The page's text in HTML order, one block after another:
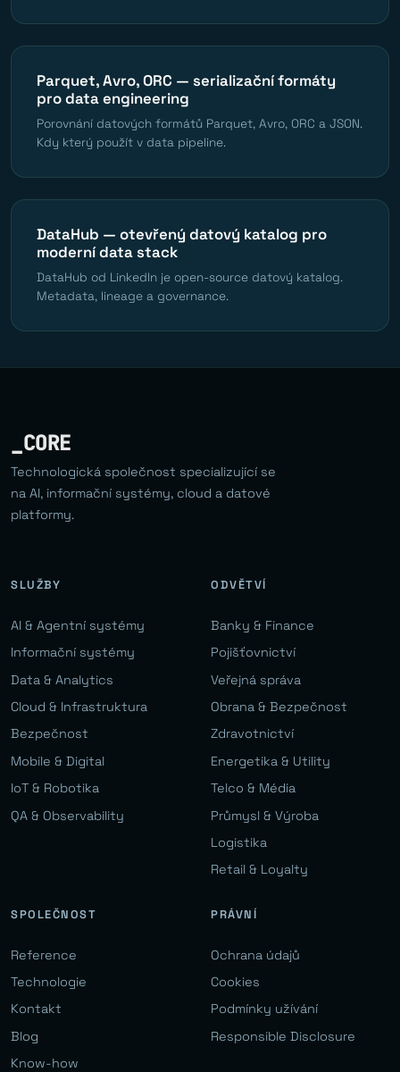
Parquet, Avro, ORC — serializační formáty
pro data engineering
Porovnání datových formátů Parquet, Avro, ORC a JSON.
Kdy který použít v data pipeline.
DataHub — otevřený datový katalog pro
moderní data stack
DataHub od LinkedIn je open-source datový katalog.
Metadata, lineage a governance.
_CORE
Technologická společnost specializující se
na AI, informační systémy, cloud a datové
platformy.
SLUŽBY
AI & Agentní systémy
Informační systémy
Data & Analytics
Cloud & Infrastruktura
Bezpečnost
Mobile & Digital
IoT & Robotika
QA & Observability
ODVĚTVÍ
Banky & Finance
Pojišťovnictví
Veřejná správa
Obrana & Bezpečnost
Zdravotnictví
Energetika & Utility
Telco & Média
Průmysl & Výroba
Logistika
Retail & Loyalty
SPOLEČNOST
Reference
Technologie
Kontakt
Blog
Know-how
PRÁVNÍ
Ochrana údajů
Cookies
Podmínky užívání
Responsible Disclosure